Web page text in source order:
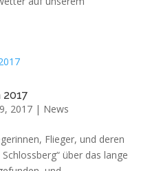
2017| News
Flieger, und deren
über das lange